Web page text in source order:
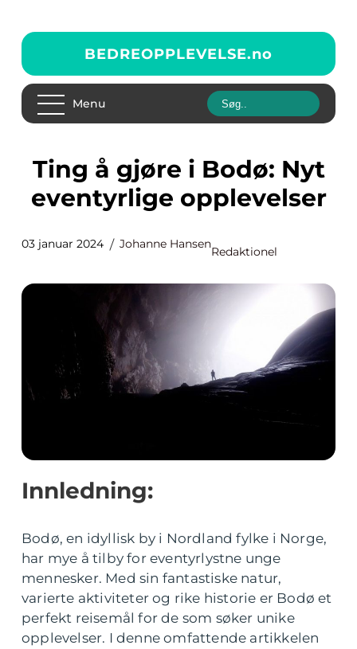
BEDREOPPLEVELSE.no
Menu
Ting å gjøre i Bodø: Nyt
eventyrlige opplevelser
03 januar 2024 Johanne Hansen
Redaktionel
Innledning:
Bodø, en idyllisk by i Nordland fylke i Norge,
har mye å tilby for eventyrlystne unge
mennesker. Med sin fantastiske natur,
varierte aktiviteter og rike historie er Bodø et
perfekt reisemål for de som søker unike
opplevelser. I denne omfattende artikkelen